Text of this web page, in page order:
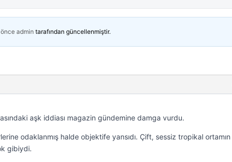
admin tarafından güncellenmiştir.
aşk iddiası magazin gündemine damga vurdu.
odaklanmış halde objektife yansıdı. Çift, sessiz tropikal ortamın
gibiydi.